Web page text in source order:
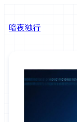
内
暗夜独行